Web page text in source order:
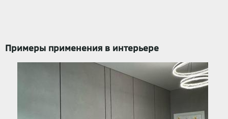
Примеры применения в интерьере